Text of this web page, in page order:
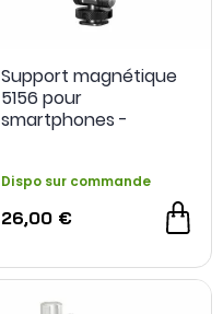
Support magnétique
5156 pour
smartphones -
Dispo sur commande
26,00 €